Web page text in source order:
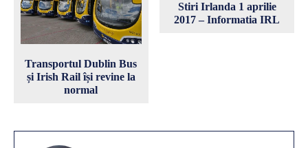
Transportul Dublin Bus
și Irish Rail își revine la
normal
Stiri Irlanda 1 aprilie
2017 – Informatia IRL